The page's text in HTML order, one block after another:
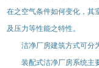
在之空气条件如何变化，其
及压力等性能之特性。
洁净厂房建筑方式可分为
装配式洁净厂房系统主要